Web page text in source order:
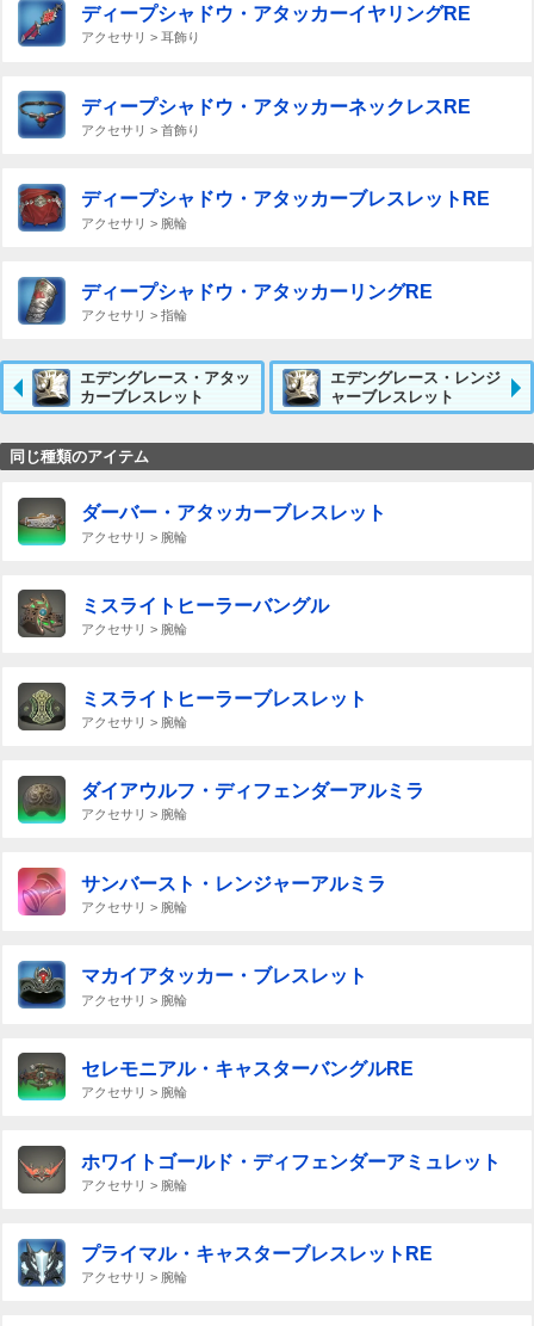
ディープシャドウ・アタッカーイヤリングRE
アクセサリ > 耳飾り
ディープシャドウ・アタッカーネックレスRE
アクセサリ > 首飾り
ディープシャドウ・アタッカーブレスレットRE
アクセサリ > 腕輪
ディープシャドウ・アタッカーリングRE
アクセサリ > 指輪
エデングレース・アタッ
カーブレスレット
エデングレース・レンジ
ャーブレスレット
同じ種類のアイテム
ダーバー・アタッカーブレスレット
アクセサリ > 腕輪
ミスライトヒーラーバングル
アクセサリ > 腕輪
ミスライトヒーラーブレスレット
アクセサリ > 腕輪
ダイアウルフ・ディフェンダーアルミラ
アクセサリ > 腕輪
サンバースト・レンジャーアルミラ
アクセサリ > 腕輪
マカイアタッカー・ブレスレット
アクセサリ > 腕輪
セレモニアル・キャスターバングルRE
アクセサリ > 腕輪
ホワイトゴールド・ディフェンダーアミュレット
アクセサリ > 腕輪
プライマル・キャスターブレスレットRE
アクセサリ > 腕輪